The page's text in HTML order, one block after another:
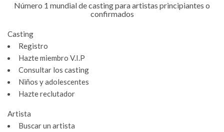
Número 1 mundial de casting para artistas principiantes o
confirmados
Casting
Registro
Hazte miembro V.I.P
Consultar los casting
Niños y adolescentes
Hazte reclutador
Artista
Buscar un artista